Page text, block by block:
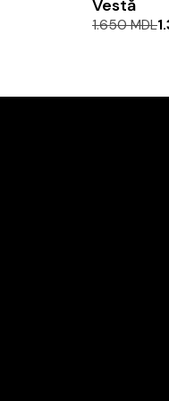
Vestă
1.650MDL
Prețul
1.650 MDL.
Prețul